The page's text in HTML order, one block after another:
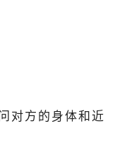
对方的身体和近